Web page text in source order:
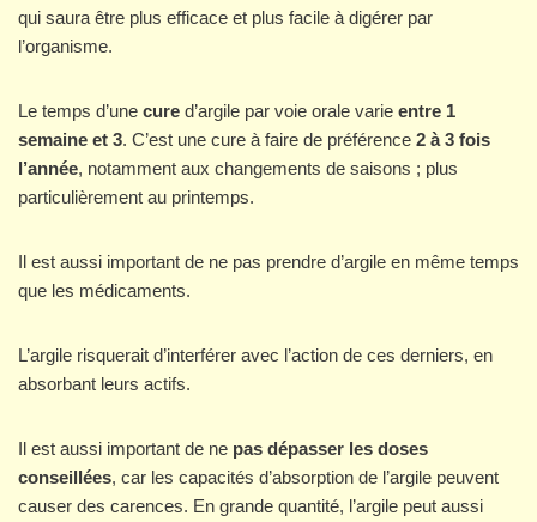
qui saura être plus efficace et plus facile à digérer par
l’organisme.
Le temps d’une cure d’argile par voie orale varie entre 1
semaine et 3. C’est une cure à faire de préférence 2 à 3 fois
l’année, notamment aux changements de saisons ; plus
particulièrement au printemps.
Il est aussi important de ne pas prendre d’argile en même temps
que les médicaments.
L’argile risquerait d’interférer avec l’action de ces derniers, en
absorbant leurs actifs.
Il est aussi important de ne pas dépasser les doses
conseillées, car les capacités d’absorption de l’argile peuvent
causer des carences. En grande quantité, l’argile peut aussi